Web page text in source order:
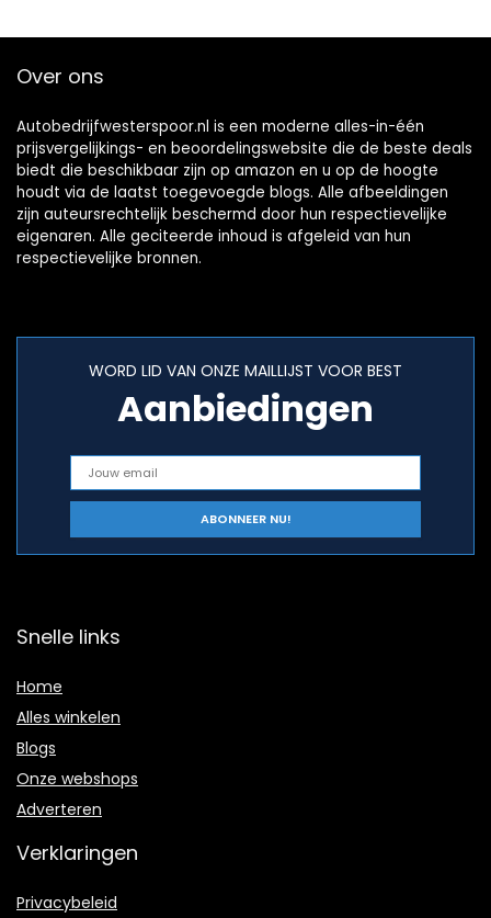
Over ons
Autobedrijfwesterspoor.nl is een moderne alles-in-één
prijsvergelijkings- en beoordelingswebsite die de beste deals
biedt die beschikbaar zijn op amazon en u op de hoogte
houdt via de laatst toegevoegde blogs. Alle afbeeldingen
zijn auteursrechtelijk beschermd door hun respectievelijke
eigenaren. Alle geciteerde inhoud is afgeleid van hun
respectievelijke bronnen.
WORD LID VAN ONZE MAILLIJST VOOR BEST
Aanbiedingen
Snelle links
Home
Alles winkelen
Blogs
Onze webshops
Adverteren
Verklaringen
Privacybeleid